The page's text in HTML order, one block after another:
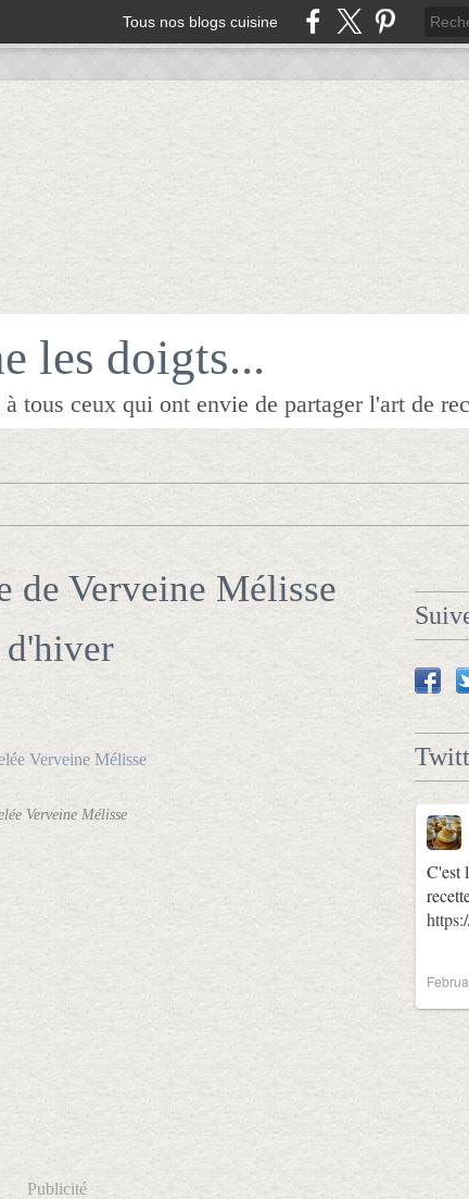
Tous nos blogs cuisine
les doigts...
de Verveine Mélisse
Verveine Mélisse
Publicité
C'est